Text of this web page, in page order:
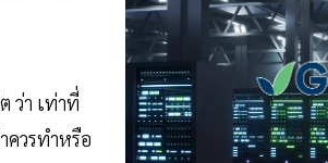
ว่า เท่าที่
ควรทำหรือ